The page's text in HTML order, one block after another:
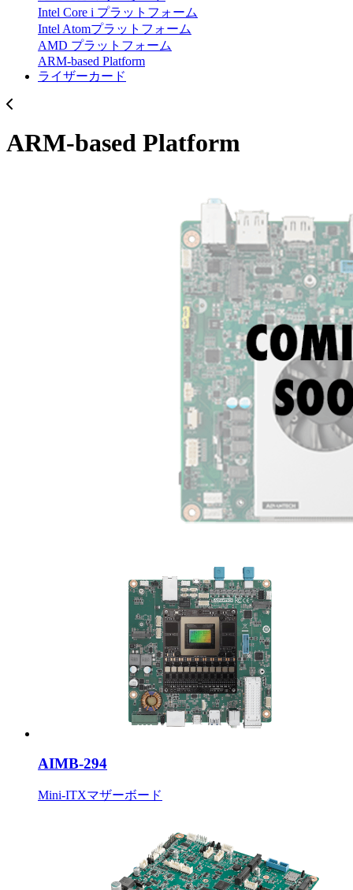
Intel Core i プラットフォーム
Intel Atomプラットフォーム
AMD プラットフォーム
ARM-based Platform
ライザーカード
ARM-based Platform
AIMB-294
Mini-ITXマザーボード